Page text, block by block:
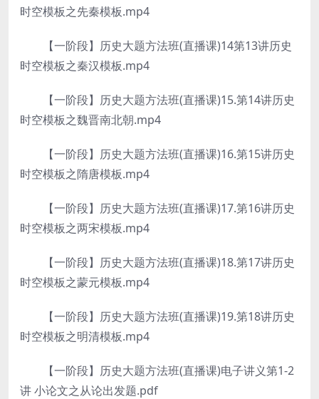
时空模板之先秦模板.mp4
【一阶段】历史大题方法班(直播课)14第13讲历史
时空模板之秦汉模板.mp4
【一阶段】历史大题方法班(直播课)15.第14讲历史
时空模板之魏晋南北朝.mp4
【一阶段】历史大题方法班(直播课)16.第15讲历史
时空模板之隋唐模板.mp4
【一阶段】历史大题方法班(直播课)17.第16讲历史
时空模板之两宋模板.mp4
【一阶段】历史大题方法班(直播课)18.第17讲历史
时空模板之蒙元模板.mp4
【一阶段】历史大题方法班(直播课)19.第18讲历史
时空模板之明清模板.mp4
【一阶段】历史大题方法班(直播课)电子讲义第1-2
讲 小论文之从论出发题.pdf